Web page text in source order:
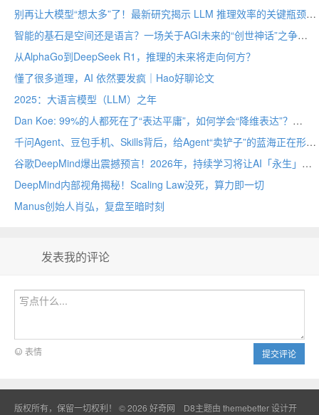
别再让大模型“想太多”了！最新研究揭示 LLM 推理效率的关键瓶颈
智能的基石是空间还是语言？一场关于AGI未来的“创世神话”之争
从AlphaGo到DeepSeek R1，推理的未来将走向何方？
懂了很多道理，AI 依然要发疯｜Hao好聊论文
2025：大语言模型（LLM）之年
Dan Koe: 99%的人都死在了“表达平庸”，如何学会“降维表达”？
千问Agent、豆包手机、Skills背后，给Agent“卖铲子”的蓝海正在形成
谷歌DeepMind爆出震撼预言！2026年，持续学习将让AI「永生」
DeepMind内部视角揭秘！Scaling Law没死，算力即一切
Manus创始人肖弘，复盘至暗时刻
发表我的评论
提交评论
表情
版权所有，保留一切权利！ © 2026 好奇网 D8主题由 themebetter设计开